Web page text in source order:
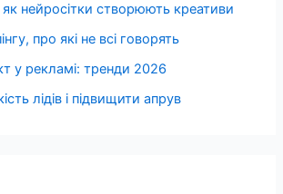
нейросітки створюють креативи
про які не всі говорять
у рекламі: тренди 2026
лідів і підвищити апрув